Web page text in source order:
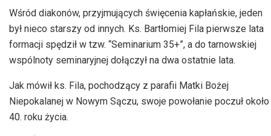
dźwiękowych
Wśród diakonów, przyjmujących święcenia kapłańskie, jeden
był nieco starszy od innych. Ks. Bartłomiej Fila pierwsze lata
formacji spędził w tzw. “Seminarium 35+”, a do tarnowskiej
wspólnoty seminaryjnej dołączył na dwa ostatnie lata.
Jak mówił ks. Fila, pochodzący z parafii Matki Bożej
Niepokalanej w Nowym Sączu, swoje powołanie poczuł około
40. roku życia.